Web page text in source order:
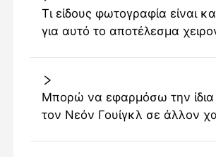
Τι είδους φωτογραφία είναι
για αυτό το αποτέλεσμα
Μπορώ να εφαρμόσω την
τον Νεόν Γουίγκλ σε άλλον